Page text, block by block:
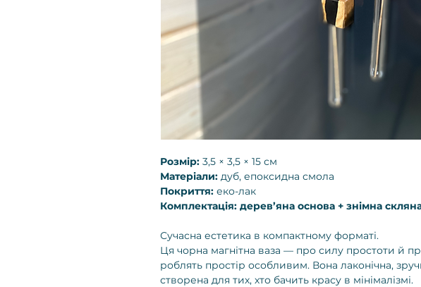
Розмір: 3,5 × 3,5 × 15 см
Матеріали: дуб, епоксидна смола
Покриття: еко-лак
Комплектація: дерев’яна основа + знімна
Сучасна естетика в компактному форматі.
Ця чорна магнітна ваза — про силу простоти й
роблять простір особливим. Вона лаконічна,
створена для тих, хто бачить красу в мінімалізмі.